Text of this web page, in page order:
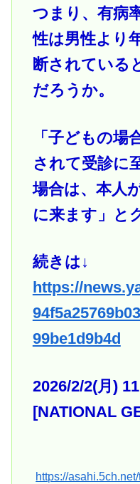
つまり、有病
性は男性より
断されている
だろうか。
「子どもの場
されて受診に
場合は、本人
に来ます」と
続きは↓
https://
99be1d9b4d
2026/2/2(月)
[NATIONAL
https://